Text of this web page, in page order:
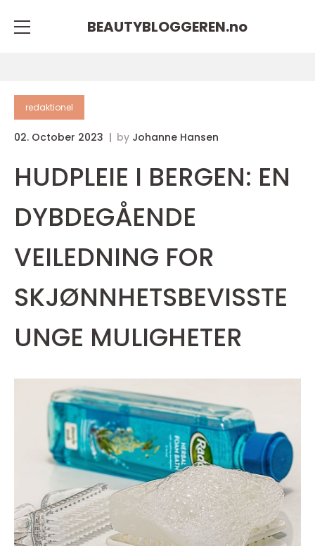
BEAUTYBLOGGEREN.no
redaktionel
02. October 2023 by Johanne Hansen
HUDPLEIE I BERGEN: EN
DYBDEGÅENDE
VEILEDNING FOR
SKJØNNHETSBEVISSTE
UNGE MULIGHETER